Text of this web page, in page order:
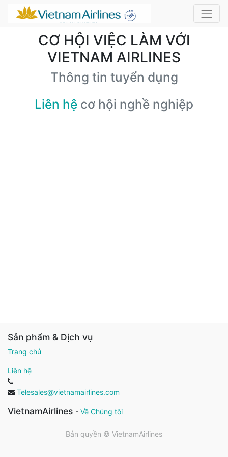
CƠ HỘI VIỆC LÀM VỚI
VIETNAM AIRLINES
Thông tin tuyển dụng
Liên hệ cơ hội nghề nghiệp
Sản phẩm & Dịch vụ
Trang chủ
Liên hệ
Telesales@vietnamairlines.com
VietnamAirlines - Về Chúng tôi
Bản quyền © VietnamAirlines